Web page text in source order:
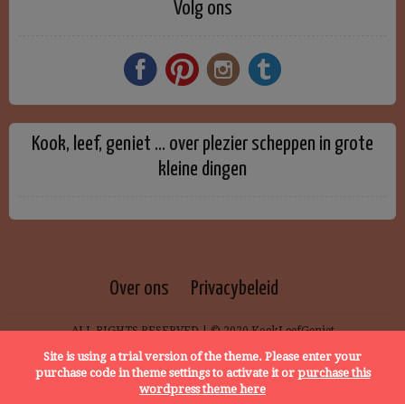
Volg ons
Kook, leef, geniet … over plezier scheppen in grote
kleine dingen
Over ons Privacybeleid
ALL RIGHTS RESERVED | © 2020 KookLeefGeniet
Site is using a trial version of the theme. Please enter your
purchase code in theme settings to activate it or purchase this
wordpress theme here